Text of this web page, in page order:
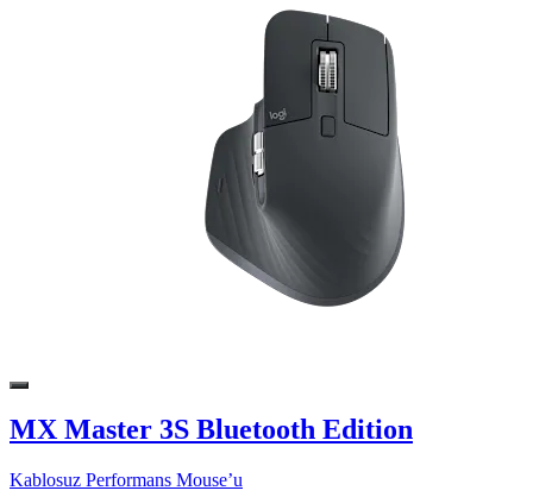
MX Master 3S Bluetooth Edition
Kablosuz Performans Mouse’u